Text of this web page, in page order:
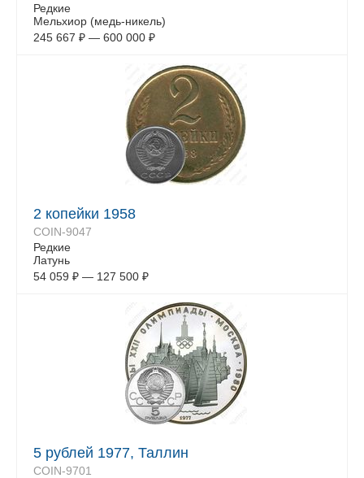
Редкие
Мельхиор (медь-никель)
245 667 ₽ — 600 000 ₽
2 копейки 1958
COIN-9047
Редкие
Латунь
54 059 ₽ — 127 500 ₽
5 рублей 1977, Таллин
COIN-9701